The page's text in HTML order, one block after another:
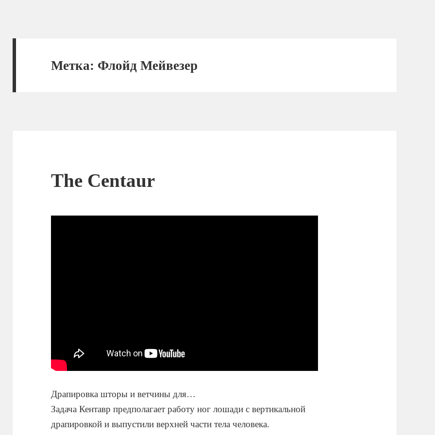
Метка: Флойд Мейвезер
The Centaur
Драпировка шторы и ветчины для…
Задача Кентавр предполагает работу ног лошади с вертикальной
драпировкой и выпустили верхней части тела человека.